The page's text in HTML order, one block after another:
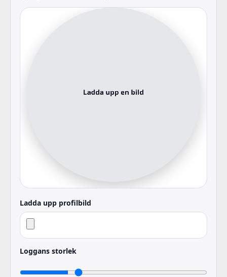
Ladda upp profilbild
Loggans storlek